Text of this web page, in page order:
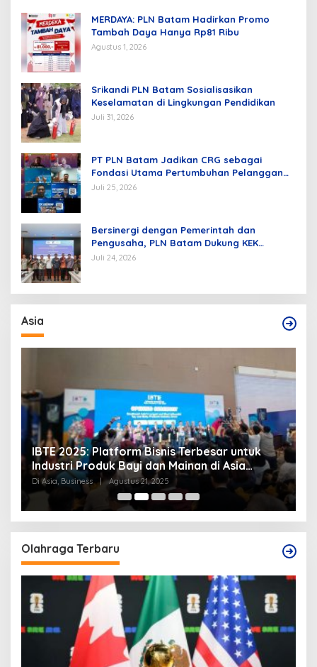
MERDAYA: PLN Batam Hadirkan Promo
Tambah Daya Hanya Rp81 Ribu
Agustus 1, 2026
Srikandi PLN Batam Sosialisasikan
Keselamatan di Lingkungan Pendidikan
Juli 31, 2026
PT PLN Batam Jadikan CRG sebagai
Fondasi Utama Pertumbuhan Pelanggan
dan Pembangunan Infrastruktur
Juli 25, 2026
Bersinergi dengan Pemerintah dan
Pengusaha, PLN Batam Dukung KEK
Tanjung Sauh sebagai Hub Energi Baru
Juli 24, 2026
Asia
IBTE 2025: Platform Bisnis Terbesar untuk
Industri Produk Bayi dan Mainan di Asia
Tenggara
Di Asia, Business | Agustus 21, 2025
Olahraga Terbaru